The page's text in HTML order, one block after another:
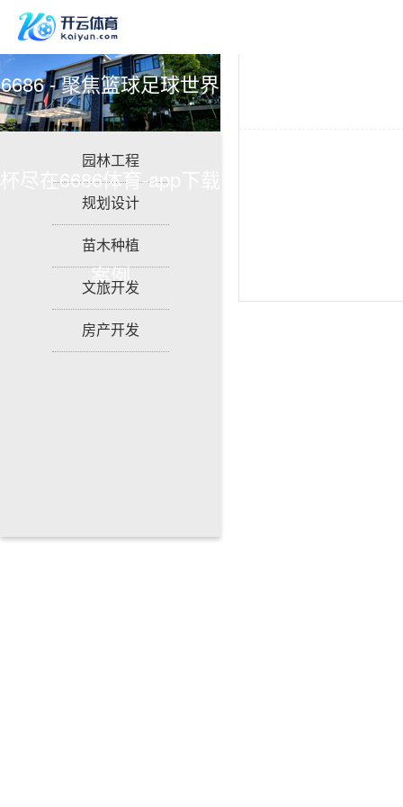
6686 - 聚焦篮球足球世界
杯尽在6686体育-app下载
案例
园林工程
规划设计
苗木种植
文旅开发
房产开发